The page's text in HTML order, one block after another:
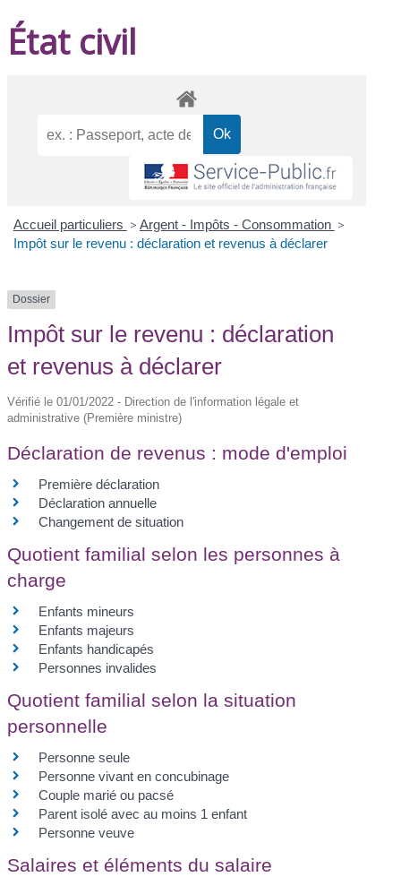
État civil
Accueil particuliers > Argent - Impôts - Consommation >
Impôt sur le revenu : déclaration et revenus à déclarer
Dossier
Impôt sur le revenu : déclaration
et revenus à déclarer
Vérifié le 01/01/2022 - Direction de l'information légale et
administrative (Première ministre)
Déclaration de revenus : mode d'emploi
Première déclaration
Déclaration annuelle
Changement de situation
Quotient familial selon les personnes à
charge
Enfants mineurs
Enfants majeurs
Enfants handicapés
Personnes invalides
Quotient familial selon la situation
personnelle
Personne seule
Personne vivant en concubinage
Couple marié ou pacsé
Parent isolé avec au moins 1 enfant
Personne veuve
Salaires et éléments du salaire